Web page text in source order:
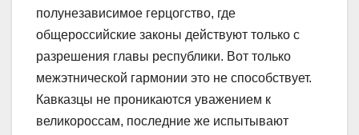
полунезависимое герцогство, где
общероссийские законы действуют только с
разрешения главы республики. Вот только
межэтнической гармонии это не способствует.
Кавказцы не проникаются уважением к
великороссам, последние же испытывают